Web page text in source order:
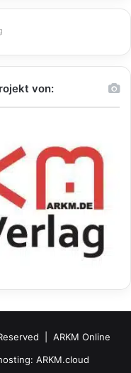
von:
| ARKM Online
ARKM.cloud